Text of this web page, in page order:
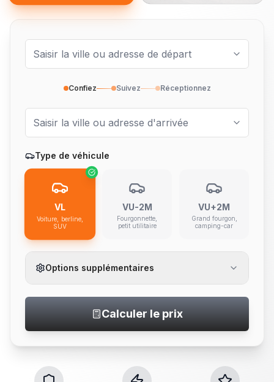
Confiez Suivez Réceptionnez
Type de véhicule
VL
Voiture, berline,
SUV
VU-2M
Fourgonnette,
petit utilitaire
VU+2M
Grand fourgon,
camping-car
Options supplémentaires
Calculer le prix